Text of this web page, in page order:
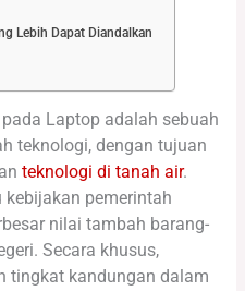
Lebih Dapat Diandalkan
Laptop adalah sebuah
teknologi, dengan tujuan
teknologi di tanah air.
kebijakan pemerintah
nilai tambah barang-
Secara khusus,
tingkat kandungan dalam